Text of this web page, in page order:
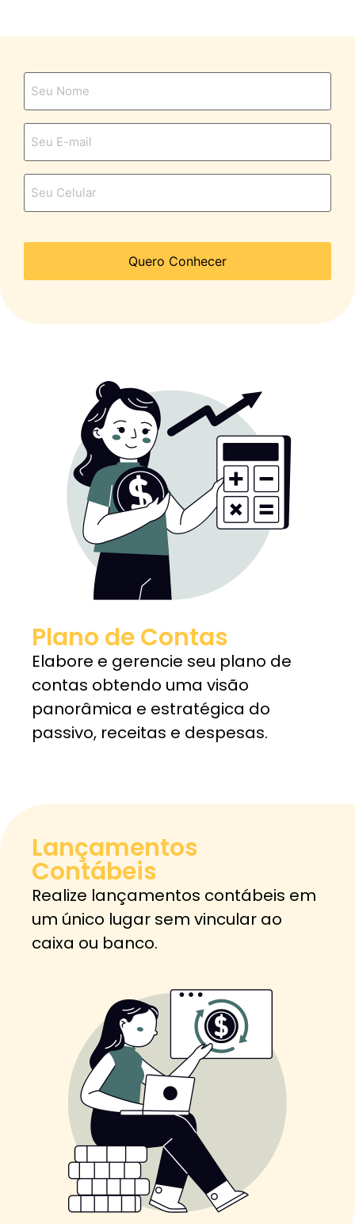
Seu
Nome
E-
mail
Celular
Plano de Contas
Elabore e gerencie seu plano de
contas obtendo uma visão
panorâmica e estratégica do
passivo, receitas e despesas.
Lançamentos
Contábeis
Realize lançamentos contábeis em
um único lugar sem vincular ao
caixa ou banco.